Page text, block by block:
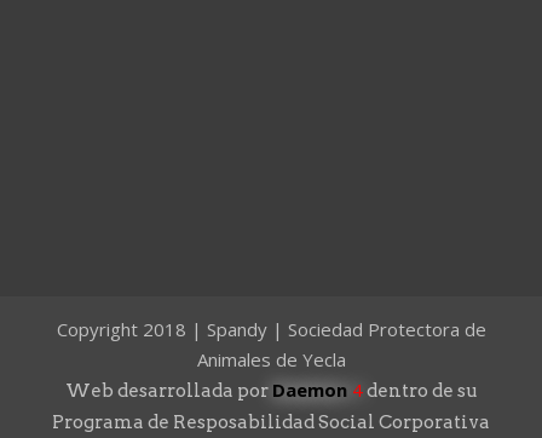
Copyright 2018 | Spandy | Sociedad Protectora de
Animales de Yecla
Web desarrollada por Daemon 4dentro de su
Programa de Resposabilidad Social Corporativa